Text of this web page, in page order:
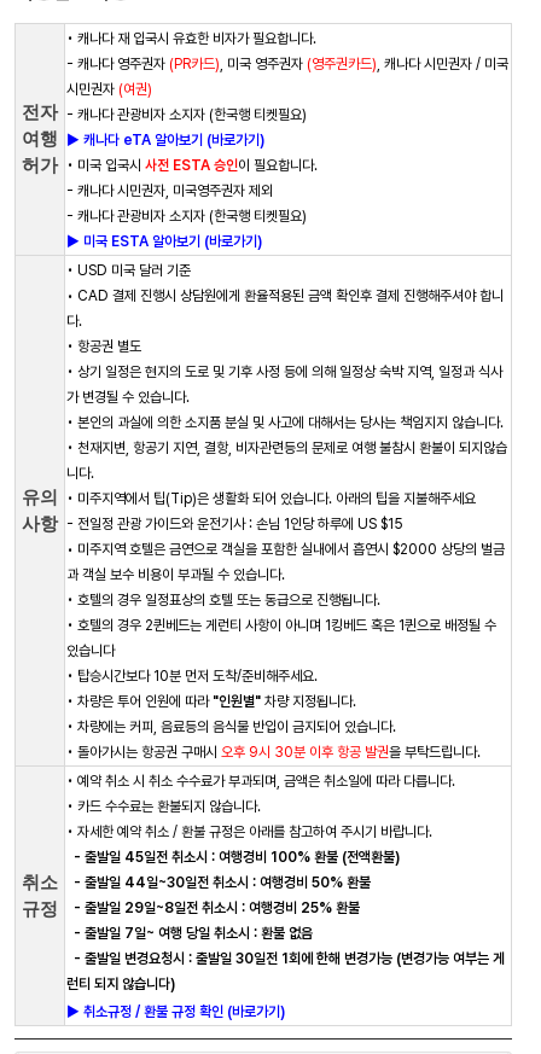
전자
여행
허가
• 캐나다 재 입국시 유효한 비자가 필요합니다.
- 캐나다 영주권자 (PR카드) , 미국 영주권자 (영주권카드) , 캐나다 시민권자 / 미국
시민권자 (여권)
- 캐나다 관광비자 소지자 (한국행 티켓필요)
► 캐나다 eTA 알아보기 (바로가기)
• 미국 입국시 사전 ESTA 승인이 필요합니다.
- 캐나다 시민권자, 미국영주권자 제외
- 캐나다 관광비자 소지자 (한국행 티켓필요)
► 미국 ESTA 알아보기 (바로가기)
유의
사항
• USD 미국 달러 기준
• CAD 결제 진행시 상담원에게 환율적용된 금액 확인후 결제 진행해주셔야 합니
다.
• 항공권 별도
• 상기 일정은 현지의 도로 및 기후 사정 등에 의해 일정상 숙박 지역, 일정과 식사
가 변경될 수 있습니다.
• 본인의 과실에 의한 소지품 분실 및 사고에 대해서는 당사는 책임지지 않습니다.
• 천재지변, 항공기 지연, 결항, 비자관련등의 문제로 여행 불참시 환불이 되지않습
니다.
• 미주지역에서 팁(Tip)은 생활화 되어 있습니다. 아래의 팁을 지불해주세요
- 전일정 관광 가이드와 운전기사 : 손님 1인당 하루에 US $15
• 미주지역 호텔은 금연으로 객실을 포함한 실내에서 흡연시 $2000 상당의 벌금
과 객실 보수 비용이 부과될 수 있습니다.
• 호텔의 경우 일정표상의 호텔 또는 동급으로 진행됩니다.
• 호텔의 경우 2퀸베드는 게런티 사항이 아니며 1킹베드 혹은 1퀸으로 배정될 수
있습니다
• 탑승시간보다 10분 먼저 도착/준비해주세요.
• 차량은 투어 인원에 따라"인원별" 차량 지정됩니다.
• 차량에는 커피, 음료등의 음식물 반입이 금지되어 있습니다.
• 돌아가시는 항공권 구매시 오후 9시 30분 이후 항공 발권을 부탁드립니다.
취소
규정
• 예약 취소 시 취소 수수료가 부과되며, 금액은 취소일에 따라 다릅니다.
• 카드 수수료는 환불되지 않습니다.
• 자세한 예약 취소 / 환불 규정은 아래를 참고하여 주시기 바랍니다.
- 출발일 45일전 취소시 : 여행경비 100% 환불 (전액환불)
- 출발일 44일~30일전 취소시 : 여행경비 50% 환불
- 출발일 29일~8일전 취소시 : 여행경비 25% 환불
- 출발일 7일~ 여행 당일 취소시 : 환불 없음
- 출발일 변경요청시 : 출발일 30일전 1회에 한해 변경가능 (변경가능 여부는 게
런티 되지 않습니다)
► 취소규정 / 환불 규정 확인 (바로가기)